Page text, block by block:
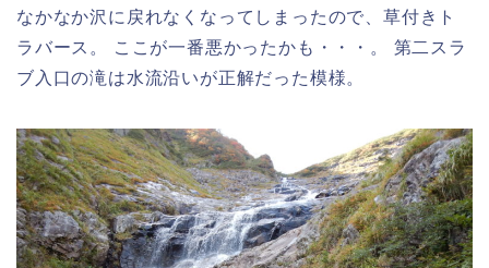
なかなか沢に戻れなくなってしまったので、草付きト
ラバース。 ここが一番悪かったかも・・・。 第二スラ
ブ入口の滝は水流沿いが正解だった模様。